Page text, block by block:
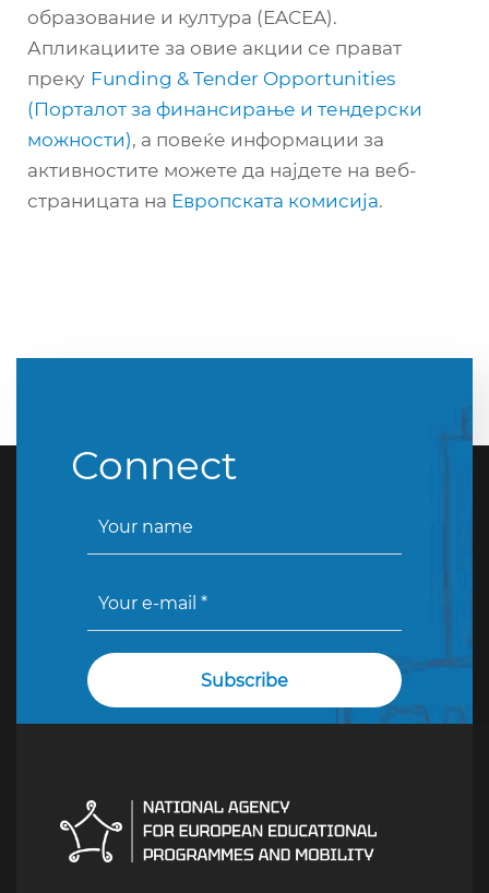
образование и култура (EACEA).
Апликациите за овие акции се прават
преку Funding & Tender Opportunities
(Порталот за финансирање и тендерски
можности), а повеќе информации за
активностите можете да најдете на веб-
страницата на Европската комисија.
Connect